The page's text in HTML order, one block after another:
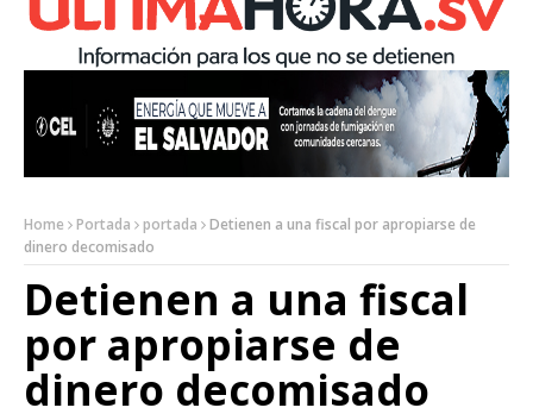
Home Portada portada
Detienen a una fiscal por apropiarse de
dinero decomisado
Detienen a una fiscal
por apropiarse de
dinero decomisado